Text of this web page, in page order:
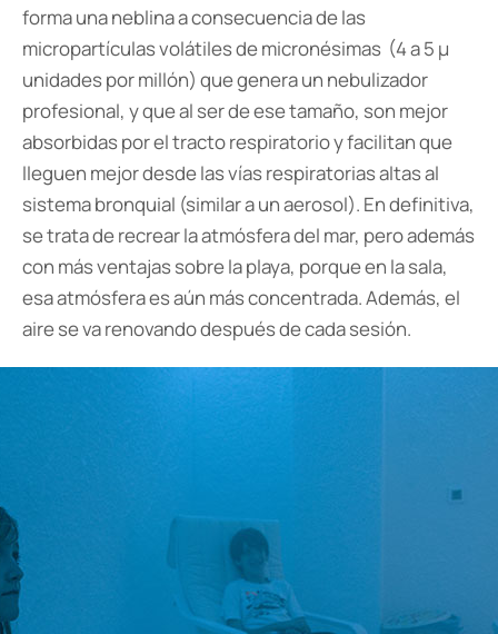
forma una neblina a consecuencia de las
micropartículas volátiles de micronésimas (4 a 5 μ
unidades por millón) que genera un nebulizador
profesional, y que al ser de ese tamaño, son mejor
absorbidas por el tracto respiratorio y facilitan que
lleguen mejor desde las vías respiratorias altas al
sistema bronquial (similar a un aerosol). En definitiva,
se trata de recrear la atmósfera del mar, pero además
con más ventajas sobre la playa, porque en la sala,
esa atmósfera es aún más concentrada. Además, el
aire se va renovando después de cada sesión.